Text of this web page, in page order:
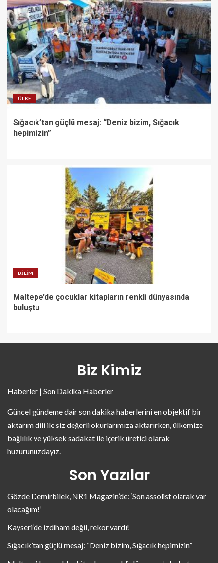
ÜLKE
Sığacık’tan güçlü mesaj: “Deniz bizim, Sığacık
hepimizin”
BILIM
Maltepe’de çocuklar kitapların renkli dünyasında
buluştu
Biz Kimiz
Haberler | Son Dakika Haberler
Güncel gündeme dair son dakika haberlerini en objektif bir
aktarım dili ile siz değerli okurlarımıza aktarırken, ülkemize
bağlılık ve yüksek sadakat ile içerik üretici olarak
huzurunuzdayız.
Son Yazılar
Gözde Demirbilek, NR1 Magazin’de: ‘Son assolist olarak var
olacağım!’
Kayseri’de izdiham değil, rekor vardı!
Sığacık’tan güçlü mesaj: “Deniz bizim, Sığacık hepimizin”